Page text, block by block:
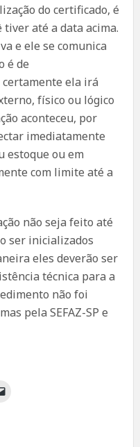
do certificado, é
tiver até a data acima.
e ele se comunica
é de
certamente ela irá
físico ou lógico
aconteceu, por
imediatamente
estoque ou em
com limite até a
não seja feito até
ser inicializados
eles deverão ser
técnica para a
não foi
pela SEFAZ-SP e